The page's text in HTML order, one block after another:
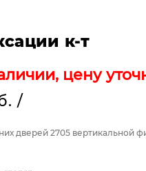
к-т
цену
/
дверей 2705 вертикальной